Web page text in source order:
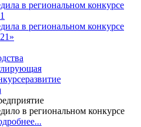
в региональном конкурсе
развитие
в региональном конкурсе